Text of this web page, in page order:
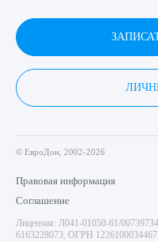
© ЕвроДон, 2002-2026
Правовая информация
Соглашение
Лицензия: Л041-01050-61/
6163228073, ОГРН